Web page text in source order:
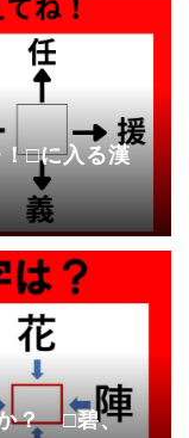
！□に入る漢
か？ □碧、